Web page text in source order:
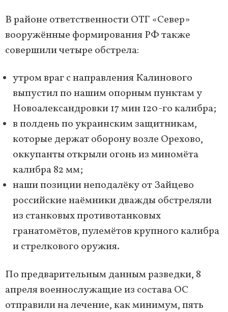
В районе ответственности ОТГ «Север»
вооружённые формирования РФ также
совершили четыре обстрела:
утром враг с направления Калинового
выпустил по нашим опорным пунктам у
Новоалександровки 17 мин 120-го калибра;
в полдень по украинским защитникам,
которые держат оборону возле Орехово,
оккупанты открыли огонь из миномёта
калибра 82 мм;
наши позиции неподалёку от Зайцево
российские наёмники дважды обстреляли
из станковых противотанковых
гранатомётов, пулемётов крупного калибра
и стрелкового оружия.
По предварительным данным разведки, 8
апреля военнослужащие из состава ОС
отправили на лечение, как минимум, пять